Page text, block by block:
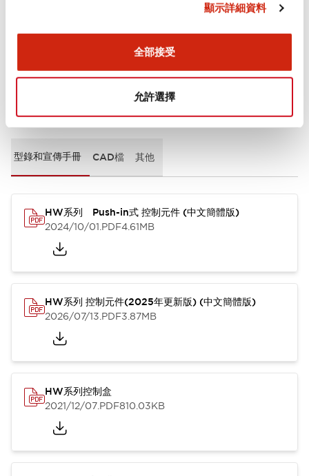
顯示詳細資料
全部接受
允許選擇
型錄和宣傳手冊 CAD檔 其他
HW系列 Push-in式 控制元件 (中文簡體版)
2024/10/01.PDF4.61MB
HW系列 控制元件(2025年更新版) (中文簡體版)
2026/07/13.PDF3.87MB
HW系列控制盒
2021/12/07.PDF810.03KB